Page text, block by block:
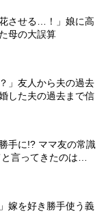
させる…！」娘に高
母の大誤算
」友人から夫の過去
した夫の過去まで信
手に!? ママ友の常識
言ってきたのは…
嫁を好き勝手使う義